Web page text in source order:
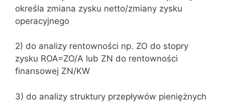
określa zmiana zysku netto/zmiany zysku
operacyjnego
2) do analizy rentowności np. ZO do stopry
zysku ROA=ZO/A lub ZN do rentowności
finansowej ZN/KW
3) do analizy struktury przepływów pieniężnych